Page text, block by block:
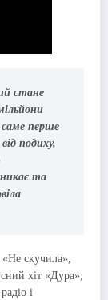
стане
перше
подиху,
та
скучила»,
хіт «Дура»,
і